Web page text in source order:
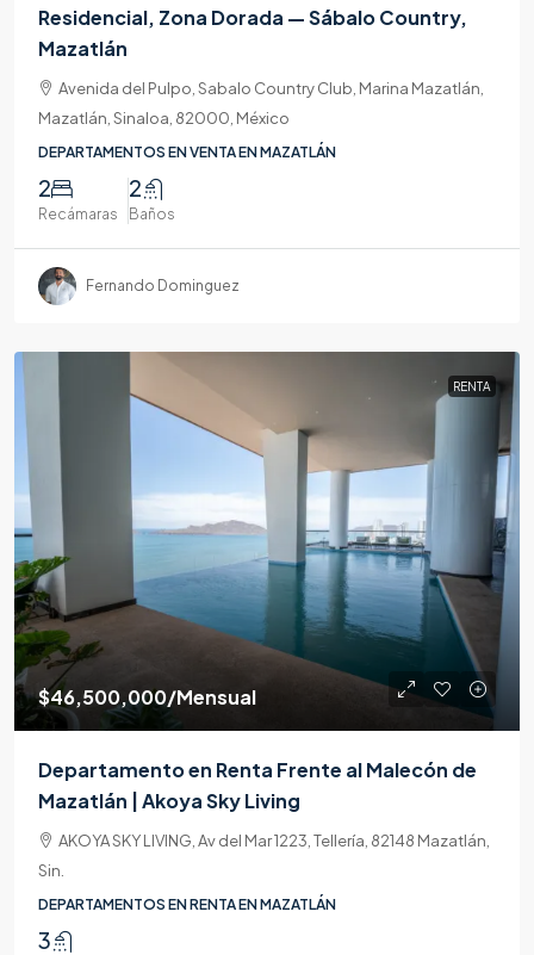
Residencial, Zona Dorada — Sábalo Country,
Mazatlán
Avenida del Pulpo, Sabalo Country Club, Marina Mazatlán,
Mazatlán, Sinaloa, 82000, México
DEPARTAMENTOS EN VENTA EN MAZATLÁN
2
Recámaras
2
Baños
Fernando Dominguez
RENTA
$46,500,000/Mensual
Departamento en Renta Frente al Malecón de
Mazatlán | Akoya Sky Living
AKOYA SKY LIVING, Av del Mar 1223, Tellería, 82148 Mazatlán,
Sin.
DEPARTAMENTOS EN RENTA EN MAZATLÁN
3